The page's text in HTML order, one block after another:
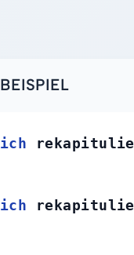
BEISPIEL
ich
ich